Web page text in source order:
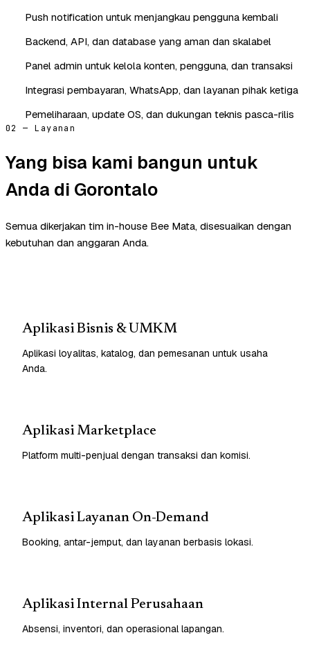
Push notification untuk menjangkau pengguna kembali
Backend, API, dan database yang aman dan skalabel
Panel admin untuk kelola konten, pengguna, dan transaksi
Integrasi pembayaran, WhatsApp, dan layanan pihak ketiga
Pemeliharaan, update OS, dan dukungan teknis pasca-rilis
02 — Layanan
Yang bisa kami bangun untuk
Anda di Gorontalo
Semua dikerjakan tim in-house Bee Mata, disesuaikan dengan
kebutuhan dan anggaran Anda.
Aplikasi Bisnis & UMKM
Aplikasi loyalitas, katalog, dan pemesanan untuk usaha
Anda.
Aplikasi Marketplace
Platform multi-penjual dengan transaksi dan komisi.
Aplikasi Layanan On-Demand
Booking, antar-jemput, dan layanan berbasis lokasi.
Aplikasi Internal Perusahaan
Absensi, inventori, dan operasional lapangan.